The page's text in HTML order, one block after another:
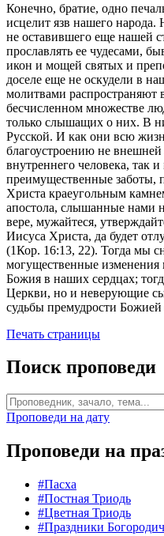
Конечно, братие, одно
исцелит язв нашего народа.
не оставившего еще нашей
прославлять ее чудесами,
икон и мощей святых и
доселе еще не оскудели в
молитвами распространяют
бесчисленном множестве
только слышащих о них. В
Русской. И как они всю
благоустроению не
внутреннего человека, так
преимущественные заботы,
Христа краеугольным
апостола, слышанные нами
вере, мужайтеся,
Иисуса Христа, да будет
(1Кор. 16:13, 22). Тогда мы
могущественные изменения
Божия в наших сердцах;
Церкви, но и неверующие
судьбы премудрости
Печать страницы
Поиск проповеди
Проповеди на дату
Проповеди на
#Пасха
#Постная Триодь
#Цветная Триодь
#Праздники